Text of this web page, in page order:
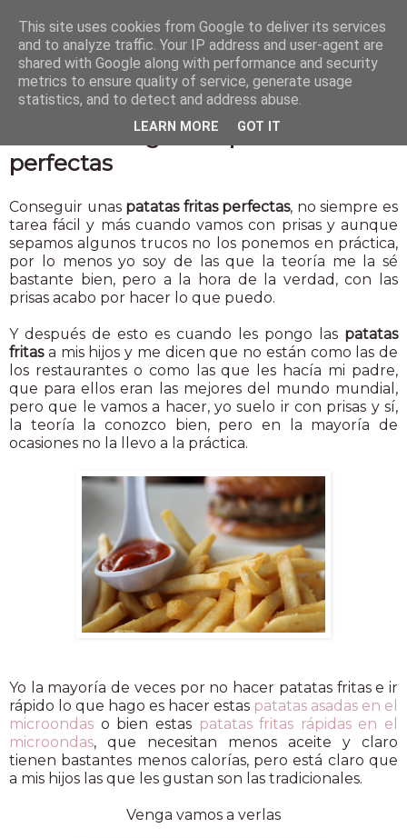
Cómo conseguir las patatas fritas
perfectas
Conseguir unas patatas fritas perfectas, no siempre es
tarea fácil y más cuando vamos con prisas y aunque
sepamos algunos trucos no los ponemos en práctica,
por lo menos yo soy de las que la teoría me la sé
bastante bien, pero a la hora de la verdad, con las
prisas acabo por hacer lo que puedo.
Y después de esto es cuando les pongo las patatas
fritasa mis hijos y me dicen que no están como las de
los restaurantes o como las que les hacía mi padre,
que para ellos eran las mejores del mundo mundial,
pero que le vamos a hacer, yo suelo ir con prisas y sí,
la teoría la conozco bien, pero en la mayoría de
ocasiones no la llevo a la práctica.
Yo la mayoría de veces por no hacer patatas fritas e ir
rápido lo que hago es hacer estas patatas asadas en el
microondas o bien estas patatas fritas rápidas en el
microondas, que necesitan menos aceite y claro
tienen bastantes menos calorías, pero está claro que
a mis hijos las que les gustan son las tradicionales.
Venga vamos a verlas
This site uses cookies from Google to deliver its services
and to analyze traffic. Your IP address and user-agent are
shared with Google along with performance and security
metrics to ensure quality of service, generate usage
statistics, and to detect and address abuse.
LEARN MORE GOT IT